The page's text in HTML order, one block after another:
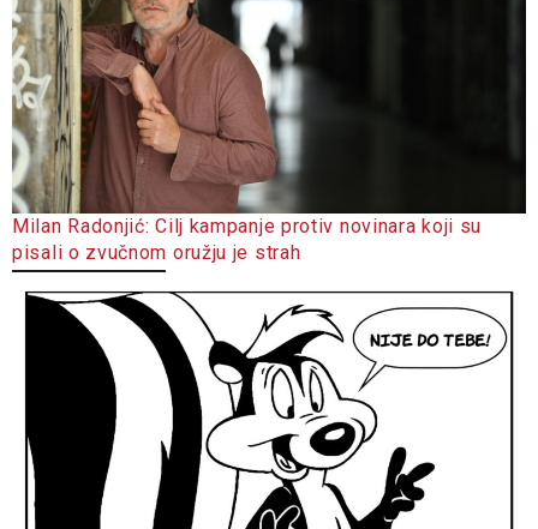
Milan Radonjić: Cilj kampanje protiv novinara koji su
pisali o zvučnom oružju je strah